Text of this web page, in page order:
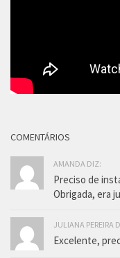
COMENTÁRIOS
AMANDA DIZ:
Preciso de
Obrigada, era
JULIANA PEREIRA
Excelente,